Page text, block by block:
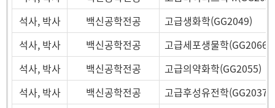
석사, 박사
백신공학전공
고급생화학(GG2049)
석사, 박사
백신공학전공
고급세포생물학(GG2066)
석사, 박사
백신공학전공
고급의약화학(GG2055)
석사, 박사
백신공학전공
고급후성유전학(GG2037)